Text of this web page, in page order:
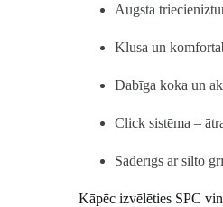
Augsta
Klusa un
Dabīga koka un
Click sistēma –
Saderīgs ar silto
Kāpēc izvēlēties SPC